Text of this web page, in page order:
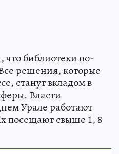
что библиотеки по-
решения, которые
станут вкладом в
Власти
Урале работают
посещают свыше 1, 8